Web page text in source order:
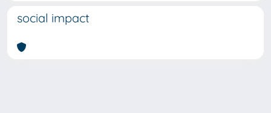
social impact